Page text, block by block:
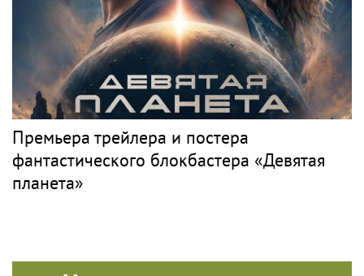
Премьера трейлера и постера
фантастического блокбастера «Девятая
планета»